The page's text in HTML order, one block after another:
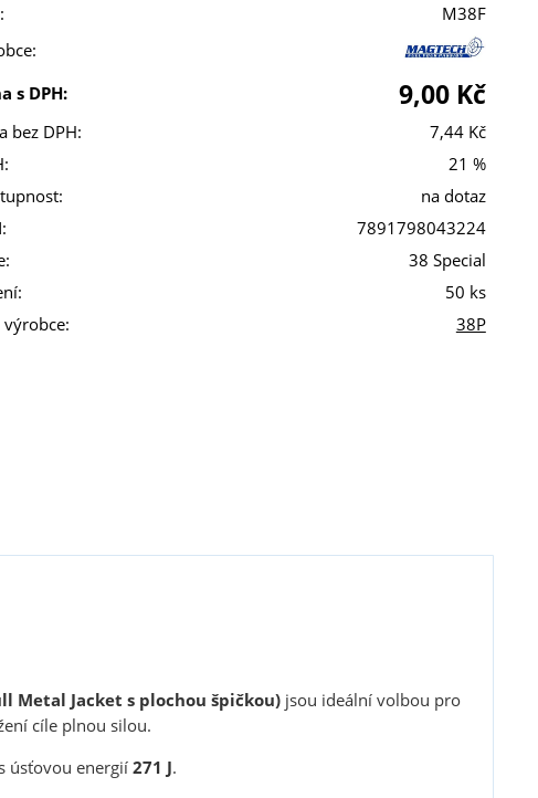
M38F
s DPH:
9,00 Kč
bez DPH:
7,44 Kč
21 %
na dotaz
7891798043224
38 Special
50 ks
výrobce:
38P
Metal Jacket s plochou špičkou)jsou ideální volbou pro
cíle plnou silou.
úsťovou energií271 J.